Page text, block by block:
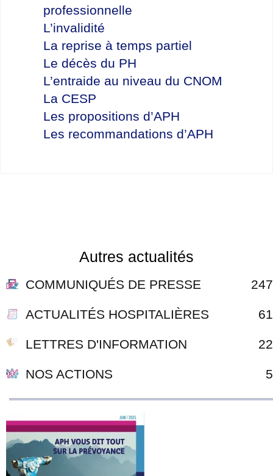
professionnelle
L’invalidité
La reprise à temps partiel
Le décès du PH
L’entraide au niveau du CNOM
La CESP
Les propositions d’APH
Les recommandations d’APH
Autres actualités
COMMUNIQUÉS DE PRESSE 247
ACTUALITÉS HOSPITALIÈRES 61
LETTRES D'INFORMATION 22
NOS ACTIONS 5